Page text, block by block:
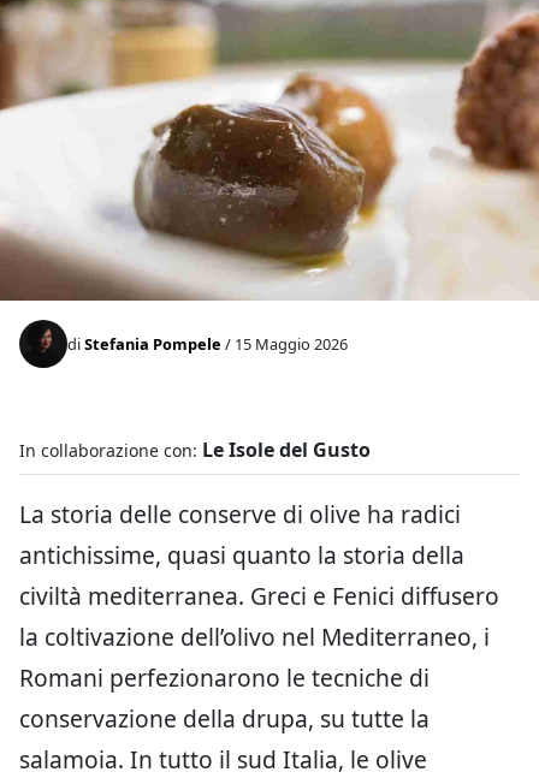
diStefania Pompele / 15 Maggio 2026
In collaborazione con: Le Isole del Gusto
La storia delle conserve di olive ha radici
antichissime, quasi quanto la storia della
civiltà mediterranea. Greci e Fenici diffusero
la coltivazione dell’olivo nel Mediterraneo, i
Romani perfezionarono le tecniche di
conservazione della drupa, su tutte la
salamoia. In tutto il sud Italia, le olive